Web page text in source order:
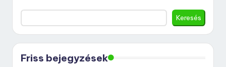
Keresés
Friss bejegyzések